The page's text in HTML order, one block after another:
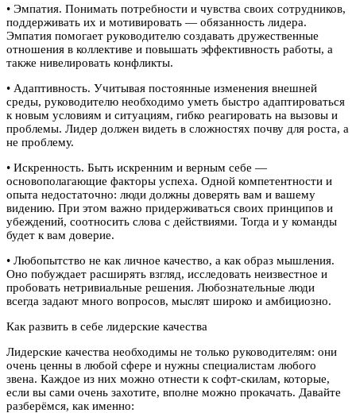
• Эмпатия. Понимать потребности и чувства своих сотрудников,
поддерживать их и мотивировать — обязанность лидера.
Эмпатия помогает руководителю создавать дружественные
отношения в коллективе и повышать эффективность работы, а
также нивелировать конфликты.
• Адаптивность. Учитывая постоянные изменения внешней
среды, руководителю необходимо уметь быстро адаптироваться
к новым условиям и ситуациям, гибко реагировать на вызовы и
проблемы. Лидер должен видеть в сложностях почву для роста, а
не проблему.
• Искренность. Быть искренним и верным себе —
основополагающие факторы успеха. Одной компетентности и
опыта недостаточно: люди должны доверять вам и вашему
видению. При этом важно придерживаться своих принципов и
убеждений, соотносить слова с действиями. Тогда и у команды
будет к вам доверие.
• Любопытство не как личное качество, а как образ мышления.
Оно побуждает расширять взгляд, исследовать неизвестное и
пробовать нетривиальные решения. Любознательные люди
всегда задают много вопросов, мыслят широко и амбициозно.
Как развить в себе лидерские качества
Лидерские качества необходимы не только руководителям: они
очень ценны в любой сфере и нужны специалистам любого
звена. Каждое из них можно отнести к софт-скилам, которые,
если вы сами очень захотите, вполне можно прокачать. Давайте
разберёмся, как именно: